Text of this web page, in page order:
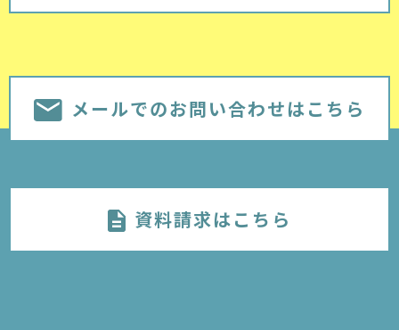
メールでのお問い合わせはこちら
資料請求はこちら